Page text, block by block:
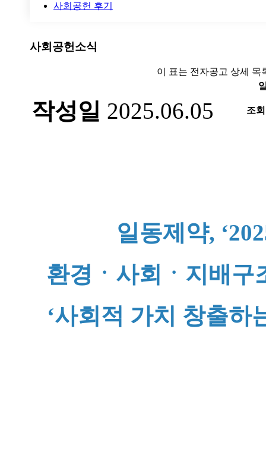
사회공헌 후기
사회공헌소식
이 표는 전자공고 상세 목
작성일 2025.06.05 조
일동제약,
환경ㆍ사회ㆍ지배구
‘사회적 가치 창출하